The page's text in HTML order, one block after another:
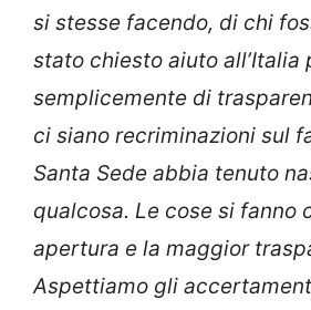
si stesse facendo, di chi
stato chiesto aiuto all’Italia
semplicemente di
ci siano recriminazioni sul
Santa Sede abbia tenuto
qualcosa. Le cose si fanno
apertura e la maggior
Aspettiamo gli